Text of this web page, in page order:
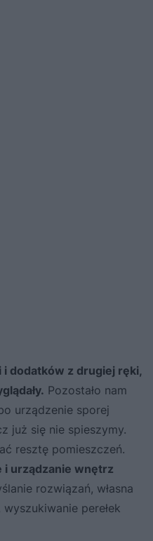
dodatków z drugiej ręki,
Pozostało nam
urządzenie sporej
już się nie spieszymy.
resztę pomieszczeń.
i urządzanie wnętrz
rozwiązań, własna
perełek